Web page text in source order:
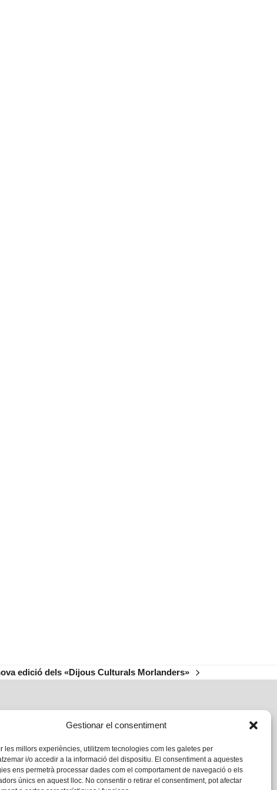
Gestionar el consentiment
les millors experiències, utilitzem tecnologies com les galetes per
i/o accedir a la informació del dispositiu. El consentiment a aquestes
ens permetrà processar dades com el comportament de navegació o els
únics en aquest lloc. No consentir o retirar el consentiment, pot afectar
edició dels «Dijous Culturals Morlanders»